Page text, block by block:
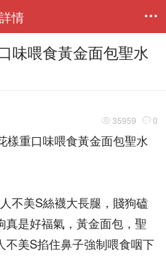
詳情 
味喂食黃金面包聖水
 35959  0
樣重口味喂食黃金面包聖水
不美S絲襪大長腿，賤狗磕
是好福氣，黃金面包，聖
美S掐住鼻子強制喂食咽下